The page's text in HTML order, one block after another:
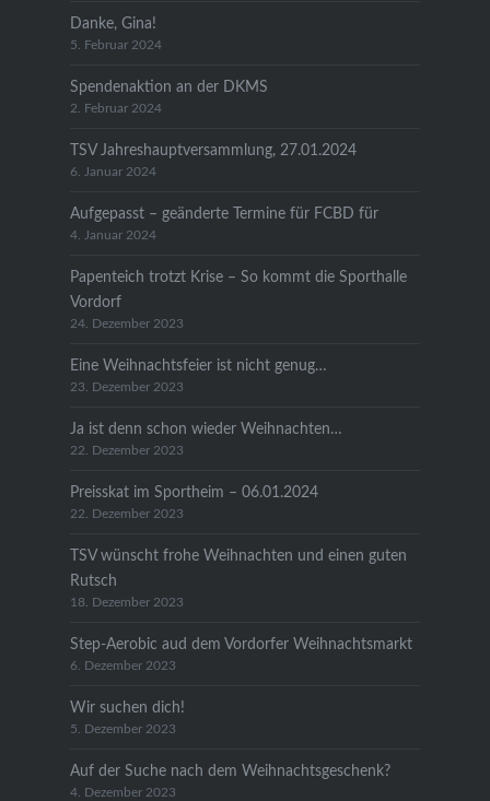
Danke, Gina!
5. Februar 2024
Spendenaktion an der DKMS
2. Februar 2024
TSV Jahreshauptversammlung, 27.01.2024
6. Januar 2024
Aufgepasst – geänderte Termine für FCBD für
4. Januar 2024
Papenteich trotzt Krise – So kommt die Sporthalle
Vordorf
24. Dezember 2023
Eine Weihnachtsfeier ist nicht genug…
23. Dezember 2023
Ja ist denn schon wieder Weihnachten…
22. Dezember 2023
Preisskat im Sportheim – 06.01.2024
22. Dezember 2023
TSV wünscht frohe Weihnachten und einen guten
Rutsch
18. Dezember 2023
Step-Aerobic aud dem Vordorfer Weihnachtsmarkt
6. Dezember 2023
Wir suchen dich!
5. Dezember 2023
Auf der Suche nach dem Weihnachtsgeschenk?
4. Dezember 2023